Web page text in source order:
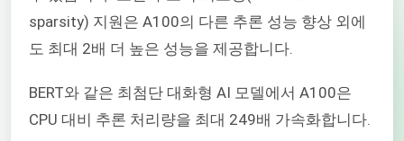
sparsity) 지원은 A100의 다른 추론 성능 향상 외에
도 최대 2배 더 높은 성능을 제공합니다.
BERT와 같은 최첨단 대화형 AI 모델에서 A100은
CPU 대비 추론 처리량을 최대 249배 가속화합니다.